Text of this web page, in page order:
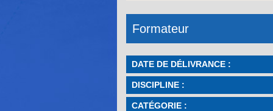
Formateur
DATE DE DÉLIVRANCE :
DISCIPLINE :
CATÉGORIE :